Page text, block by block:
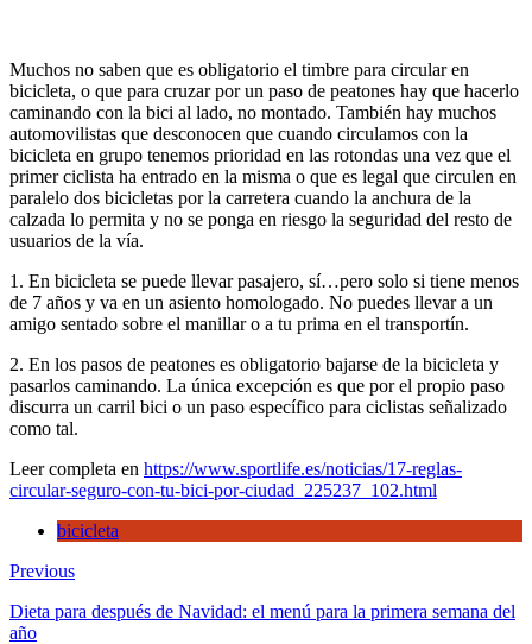
circular
seguro
tu
bicicleta
Muchos no saben que es obligatorio el timbre para circular en
bicicleta, o que para cruzar por un paso de peatones hay que hacerlo
caminando con la bici al lado, no montado. También hay muchos
automovilistas que desconocen que cuando circulamos con la
bicicleta en grupo tenemos prioridad en las rotondas una vez que el
primer ciclista ha entrado en la misma o que es legal que circulen en
paralelo dos bicicletas por la carretera cuando la anchura de la
calzada lo permita y no se ponga en riesgo la seguridad del resto de
usuarios de la vía.
1. En bicicleta se puede llevar pasajero, sí…pero solo si tiene menos
de 7 años y va en un asiento homologado. No puedes llevar a un
amigo sentado sobre el manillar o a tu prima en el transportín.
2. En los pasos de peatones es obligatorio bajarse de la bicicleta y
pasarlos caminando. La única excepción es que por el propio paso
discurra un carril bici o un paso específico para ciclistas señalizado
como tal.
Leer completa en https://www.sportlife.es/noticias/17-reglas-
circular-seguro-con-tu-bici-por-ciudad_225237_102.html
bicicleta
Previous
Dieta para después de Navidad: el menú para la primera semana del
año